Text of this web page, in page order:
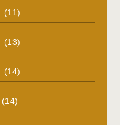
(11)
(13)
(14)
(14)